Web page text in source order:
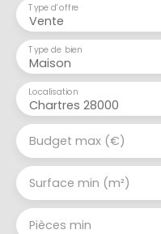
Vente
Type d'offre
Maison
Type de bien
Chartres 28000
Localisation
Budget max (€)
Surface min (m²)
Pièces min